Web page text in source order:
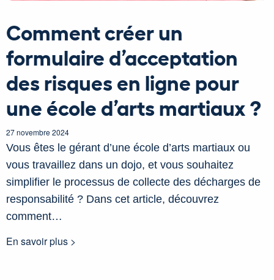
Comment créer un
formulaire d’acceptation
des risques en ligne pour
une école d’arts martiaux ?
27 novembre 2024
Vous êtes le gérant d’une école d’arts martiaux ou
vous travaillez dans un dojo, et vous souhaitez
simplifier le processus de collecte des décharges de
responsabilité ? Dans cet article, découvrez
comment…
En savoir plus >